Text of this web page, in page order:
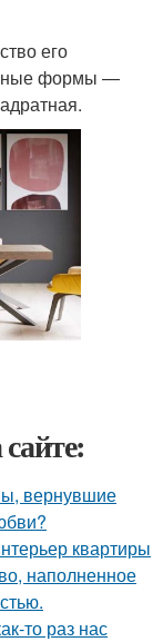
его
формы —
вернувшие
квартиры
наполненное
то раз нас